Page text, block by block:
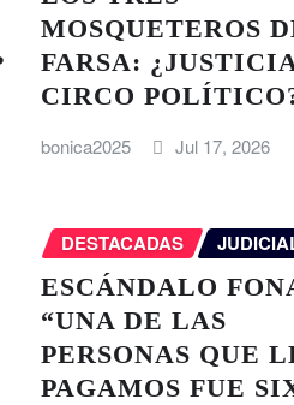
MOSQUETEROS
FARSA:
CIRCO
bonica2025 Jul 17, 2026
DESTACADAS
ESCÁNDALO
“UNA DE LAS
PERSONAS QUE
PAGAMOS FUE